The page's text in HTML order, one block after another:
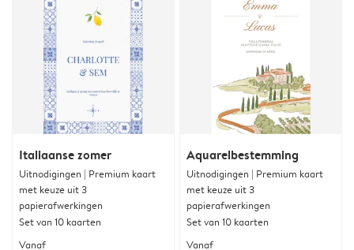
Italiaanse zomer
Uitnodigingen | Premium kaart
met keuze uit 3
papierafwerkingen
Set van 10 kaarten
Vanaf
Aquarelbestemming
Uitnodigingen | Premium kaart
met keuze uit 3
papierafwerkingen
Set van 10 kaarten
Vanaf